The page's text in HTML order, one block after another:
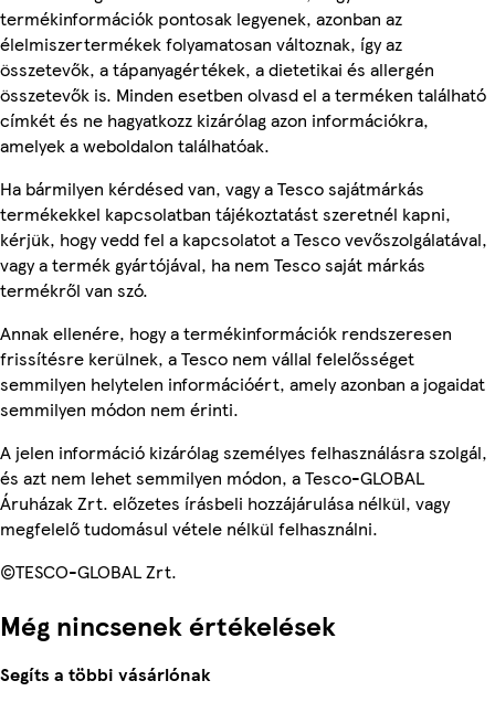
termékinformációk pontosak legyenek, azonban az
élelmiszertermékek folyamatosan változnak, így az
összetevők, a tápanyagértékek, a dietetikai és allergén
összetevők is. Minden esetben olvasd el a terméken található
címkét és ne hagyatkozz kizárólag azon információkra,
amelyek a weboldalon találhatóak.
Ha bármilyen kérdésed van, vagy a Tesco sajátmárkás
termékekkel kapcsolatban tájékoztatást szeretnél kapni,
kérjük, hogy vedd fel a kapcsolatot a Tesco vevőszolgálatával,
vagy a termék gyártójával, ha nem Tesco saját márkás
termékről van szó.
Annak ellenére, hogy a termékinformációk rendszeresen
frissítésre kerülnek, a Tesco nem vállal felelősséget
semmilyen helytelen információért, amely azonban a jogaidat
semmilyen módon nem érinti.
A jelen információ kizárólag személyes felhasználásra szolgál,
és azt nem lehet semmilyen módon, a Tesco-GLOBAL
Áruházak Zrt. előzetes írásbeli hozzájárulása nélkül, vagy
megfelelő tudomásul vétele nélkül felhasználni.
©TESCO-GLOBAL Zrt.
Még nincsenek értékelések
Segíts a többi vásárlónak